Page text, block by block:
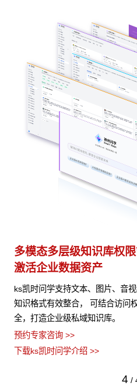
多种应用构建方式
灵活适配开箱即用
支持无代码、低代码、全代码三
无缝融合企业业务系统。ks凯时
模板，高效解决企业开发使用应用
预约专家咨询 >>
下载ks凯时问学介绍 >>
4 /